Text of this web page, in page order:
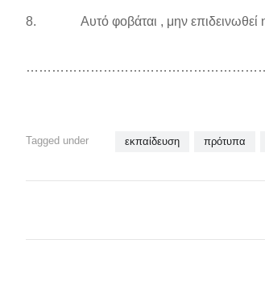
8. Αυτό φοβάται , μην επιδεινωθεί η
Tagged under εκπαίδευση πρότυπα